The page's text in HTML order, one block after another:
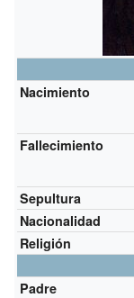
Nacimiento
Fallecimiento
Sepultura
Nacionalidad
Religión
Padre